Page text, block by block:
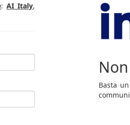
: AI Italy,
Basta